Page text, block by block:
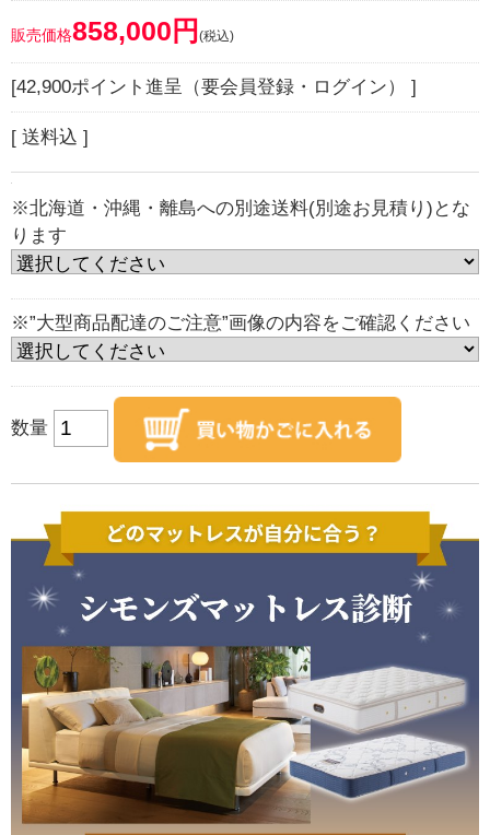
販売価格858,000円 (税込)
[42,900ポイント進呈（要会員登録・ログイン） ]
[ 送料込 ]
※北海道・沖縄・離島への別途送料(別途お見積り)とな
ります
※”大型商品配達のご注意”画像の内容をご確認ください
数量